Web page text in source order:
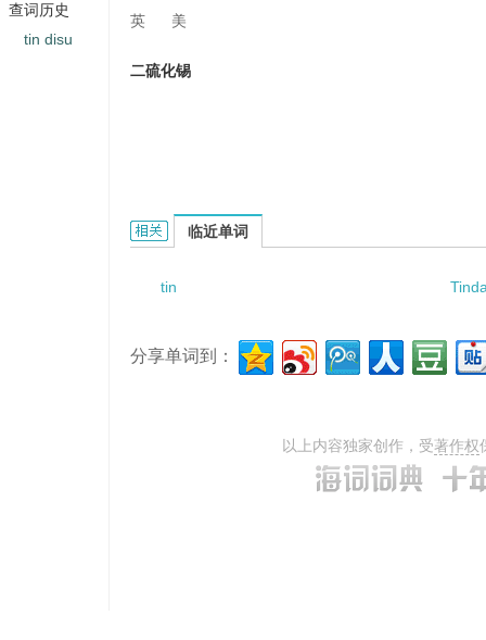
英 美
二硫化锡
tin disulfide的相关资料：
临近单词
tin
分享单词到：
以上内容独家创作，受著作权
查词历史
tin disu